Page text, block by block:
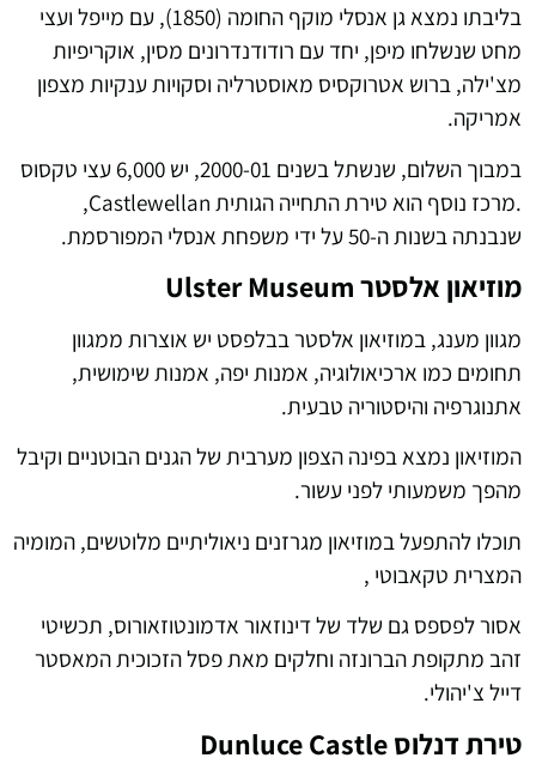
בליבתו נמצא גן אנסלי מוקף החומה (1850), עם מייפל ועצי
מחט שנשלחו מיפן, יחד עם רודודנדרונים מסין, אוקריפיות
מצ'ילה, ברוש ​​אטרוקסיס מאוסטרליה וסקויות ענקיות מצפון
אמריקה.
במבוך השלום, שנשתל בשנים 2000-01, יש 6,000 עצי טקסוס
.מרכז נוסף הוא טירת התחייה הגותית Castlewellan,
שנבנתה בשנות ה-50 על ידי משפחת אנסלי המפורסמת.
מוזיאון אלסטר Ulster Museum
מגוון מענג, במוזיאון אלסטר בבלפסט יש אוצרות ממגוון
תחומים כמו ארכיאולוגיה, אמנות יפה, אמנות שימושית,
אתנוגרפיה והיסטוריה טבעית.
המוזיאון נמצא בפינה הצפון מערבית של הגנים הבוטניים וקיבל
מהפך משמעותי לפני עשור.
תוכלו להתפעל במוזיאון מגרזנים ניאוליתיים מלוטשים, המומיה
המצרית טקאבוטי ,
אסור לפספס גם שלד של דינוזאור אדמונטוזאורוס, תכשיטי
זהב מתקופת הברונזה וחלקים מאת פסל הזכוכית המאסטר
דייל צ'יהולי.
טירת דנלוס Dunluce Castle